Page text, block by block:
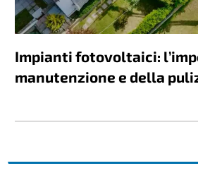
Impianti fotovoltaici:
manutenzione e della